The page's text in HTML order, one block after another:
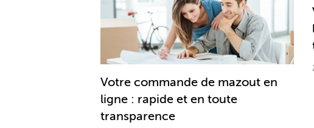
Votre commande de mazout en
ligne : rapide et en toute
transparence